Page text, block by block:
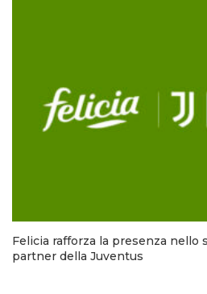
Felicia rafforza la presenza nello
partner della Juventus